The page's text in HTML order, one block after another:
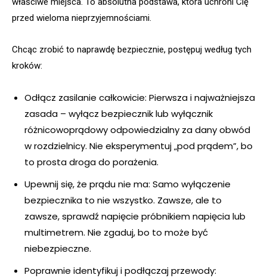
przed wieloma nieprzyjemnościami.
Chcąc zrobić to naprawdę bezpiecznie, postępuj według tych
kroków:
Odłącz zasilanie całkowicie: Pierwsza i najważniejsza
zasada – wyłącz bezpiecznik lub wyłącznik
różnicowoprądowy odpowiedzialny za dany obwód
w rozdzielnicy. Nie eksperymentuj „pod prądem”, bo
to prosta droga do porażenia.
Upewnij się, że prądu nie ma: Samo wyłączenie
bezpiecznika to nie wszystko. Zawsze, ale to
zawsze, sprawdź napięcie próbnikiem napięcia lub
multimetrem. Nie zgaduj, bo to może być
niebezpieczne.
Poprawnie identyfikuj i podłączaj przewody: